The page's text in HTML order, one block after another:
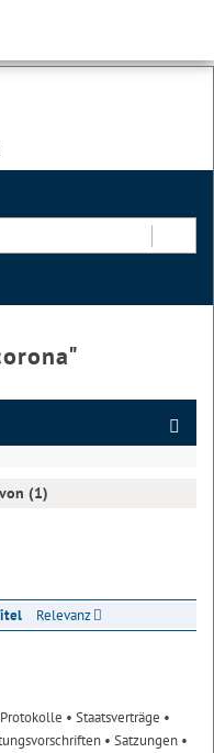
"
(1)
Relevanz
• Staatsverträge •
• Satzungen •